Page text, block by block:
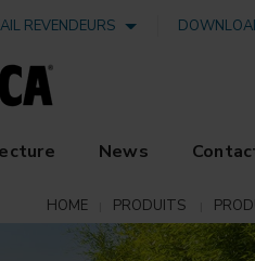
REVENDEURS
News
HOME PRODUITS